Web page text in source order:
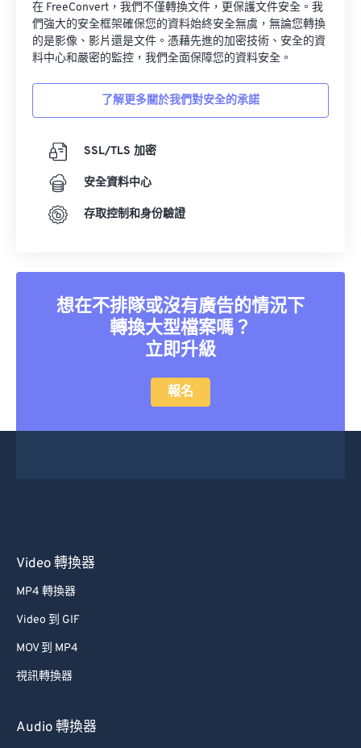
在 FreeConvert，我們不僅轉換文件，更保護文件安全。我
們強大的安全框架確保您的資料始終安全無虞，無論您轉換
的是影像、影片還是文件。憑藉先進的加密技術、安全的資
料中心和嚴密的監控，我們全面保障您的資料安全。
了解更多關於我們對安全的承諾
SSL/TLS 加密
安全資料中心
存取控制和身份驗證
想在不排隊或沒有廣告的情況下
轉換大型檔案嗎？
立即升級
報名
Video 轉換器
MP4 轉換器
Video 到 GIF
MOV 到 MP4
視訊轉換器
Audio 轉換器